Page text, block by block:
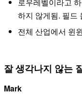
하지 않게됨. 필드
전체 산업에서 윈
잘 생각나지 않는
Mark